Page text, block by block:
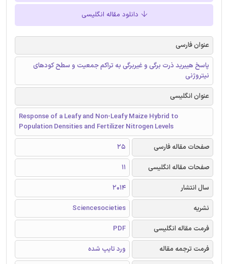
دانلود مقاله انگلیسی
عنوان فارسی
پاسخ هیبرید ذرت برگی و غیربرگی به تراکم جمعیت و سطح کودهای
نیتروژنی
عنوان انگلیسی
Response of a Leafy and Non-Leafy Maize Hybrid to
Population Densities and Fertilizer Nitrogen Levels
صفحات مقاله فارسی
25
صفحات مقاله انگلیسی
11
سال انتشار
2014
نشریه
Sciencesocieties
فرمت مقاله انگلیسی
PDF
فرمت ترجمه مقاله
ورد تایپ شده